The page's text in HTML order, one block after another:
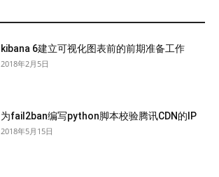
kibana 6建立可视化图表前的前期准备工作
2018年2月5日
为fail2ban编写python脚本校验腾讯CDN的IP
2018年5月15日